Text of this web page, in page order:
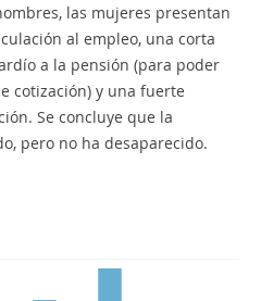
las mujeres presentan
al empleo, una corta
a la pensión (para poder
cotización) y una fuerte
Se concluye que la
pero no ha desaparecido.